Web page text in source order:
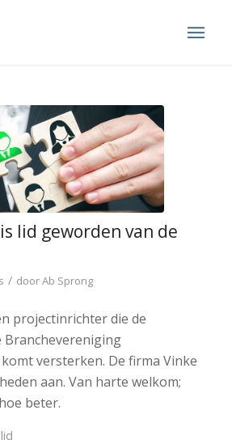
lid geworden van de
/ doorAb Sprong
projectinrichter die de
Branchevereniging
versterken. De firma Vinke
aan. Van harte welkom;
beter.